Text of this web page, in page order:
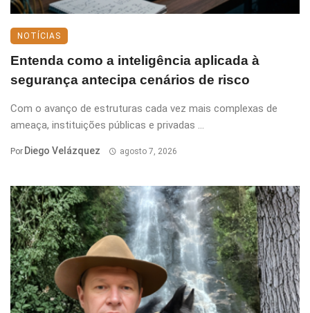
NOTÍCIAS
Entenda como a inteligência aplicada à
segurança antecipa cenários de risco
Com o avanço de estruturas cada vez mais complexas de
ameaça, instituições públicas e privadas ...
Por Diego Velázquez agosto 7, 2026